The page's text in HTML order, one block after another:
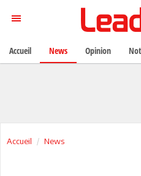
Accueil News
Accueil News Opinion